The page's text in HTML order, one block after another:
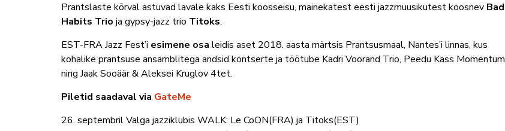
Prantslaste kõrval astuvad lavale kaks Eesti koosseisu, mainekatest eesti jazzmuusikutest koosnev Bad
Habits Trio ja gypsy-jazz trio Titoks.
EST-FRA Jazz Fest’i esimene osa leidis aset 2018. aasta märtsis Prantsusmaal, Nantes’i linnas, kus
kohalike prantsuse ansamblitega andsid kontserte ja töötube Kadri Voorand Trio, Peedu Kass Momentum
ning Jaak Sooäär & Aleksei Kruglov 4tet.
Piletid saadaval via GateMe
26. septembril Valga jazziklubis WALK: Le CoON(FRA) ja Titoks(EST)